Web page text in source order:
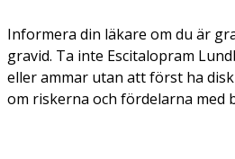
Informera din läkare om du är
gravid. Ta inte Escitalopram
eller ammar utan att först ha
om riskerna och fördelarna med